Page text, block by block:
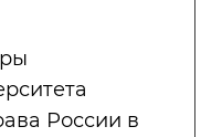
России в